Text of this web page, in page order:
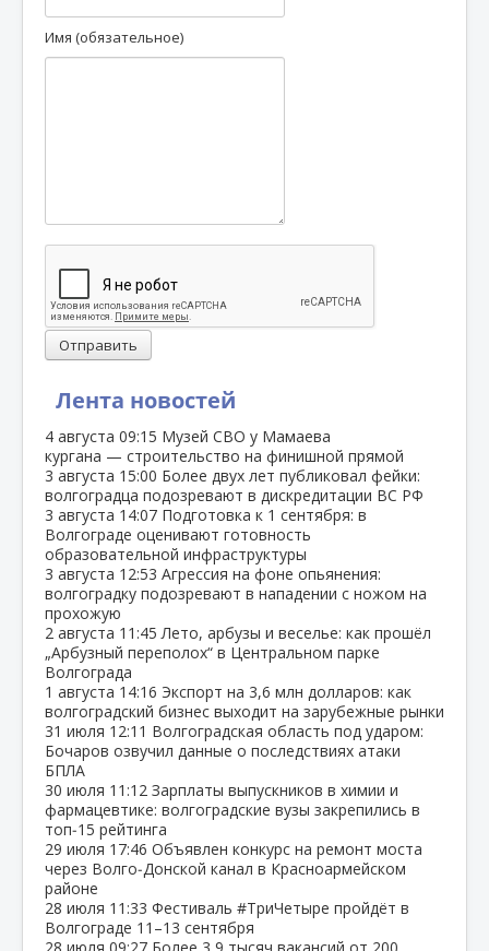
Лента новостей
4 августа 09:15 Музей СВО у Мамаева
кургана — строительство на финишной прямой
3 августа 15:00 Более двух лет публиковал фейки:
волгоградца подозревают в дискредитации ВС РФ
3 августа 14:07 Подготовка к 1 сентября: в
Волгограде оценивают готовность
образовательной инфраструктуры
3 августа 12:53 Агрессия на фоне опьянения:
волгоградку подозревают в нападении с ножом на
прохожую
2 августа 11:45 Лето, арбузы и веселье: как прошёл
„Арбузный переполох“ в Центральном парке
Волгограда
1 августа 14:16 Экспорт на 3,6 млн долларов: как
волгоградский бизнес выходит на зарубежные рынки
31 июля 12:11 Волгоградская область под ударом:
Бочаров озвучил данные о последствиях атаки
БПЛА
30 июля 11:12 Зарплаты выпускников в химии и
фармацевтике: волгоградские вузы закрепились в
топ‑15 рейтинга
29 июля 17:46 Объявлен конкурс на ремонт моста
через Волго‑Донской канал в Красноармейском
районе
28 июля 11:33 Фестиваль #ТриЧетыре пройдёт в
Волгограде 11–13 сентября
Имя (обязательное)
Отправить